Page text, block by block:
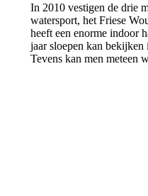
In 2010 vestigen de drie
watersport, het Friese
heeft een enorme indoor
jaar sloepen kan
Tevens kan men meteen